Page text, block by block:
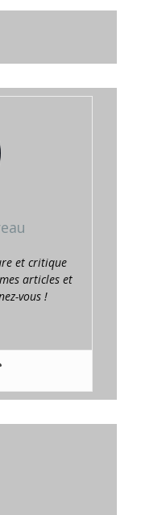
et critique
articles et
vous !